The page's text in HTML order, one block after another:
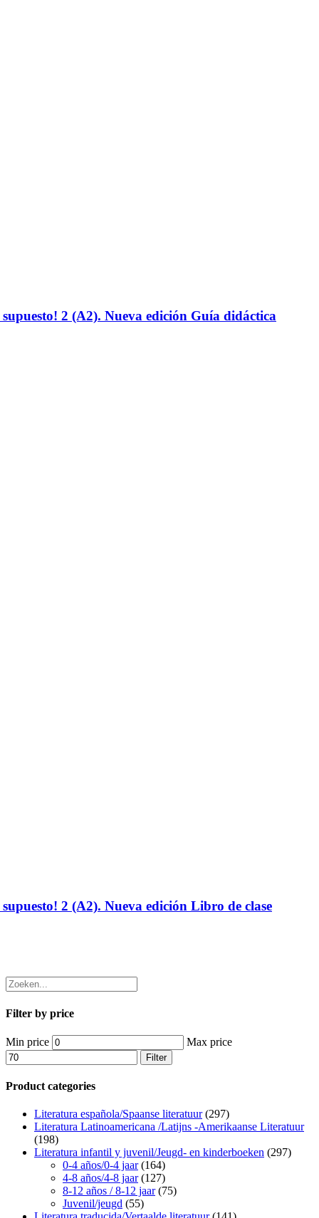
2 (A2). Nueva edición Guía didáctica
2 (A2). Nueva edición Libro de clase
Filter by price
Min price Max price
Filter
Product categories
Literatura española/Spaanse literatuur (297)
Literatura Latinoamericana /Latijns -Amerikaanse Literatuur
(198)
Literatura infantil y juvenil/Jeugd- en kinderboeken (297)
0-4 años/0-4 jaar (164)
4-8 años/4-8 jaar (127)
8-12 años / 8-12 jaar (75)
Juvenil/jeugd (55)